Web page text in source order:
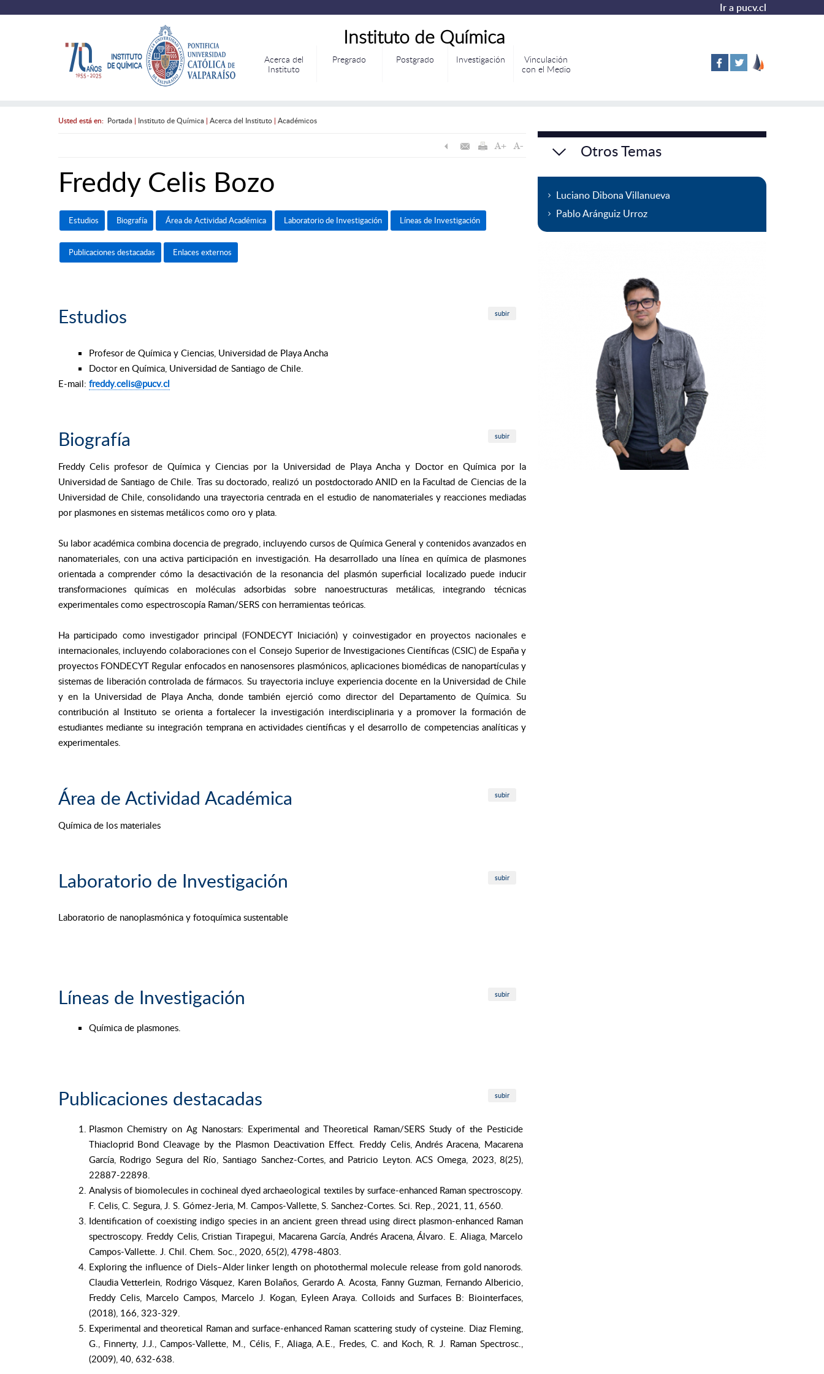
Ir a pucv.cl
Instituto de Química
Acerca del
Instituto
Pregrado Postgrado Investigación
Vinculación
con el Medio
Usted está en: Portada| Instituto de Química| Acerca del Instituto| Académicos
Freddy Celis Bozo
Estudios Biografía Área de Actividad Académica Laboratorio de Investigación Líneas de Investigación
Publicaciones destacadas Enlaces externos
Estudios subir
Profesor de Química y Ciencias, Universidad de Playa Ancha
Doctor en Química, Universidad de Santiago de Chile.
E-mail: freddy.celis@pucv.cl
Biografía subir
Freddy Celis profesor de Química y Ciencias por la Universidad de Playa Ancha y Doctor en Química por la
Universidad de Santiago de Chile. Tras su doctorado, realizó un postdoctorado ANID en la Facultad de Ciencias de la
Universidad de Chile, consolidando una trayectoria centrada en el estudio de nanomateriales y reacciones mediadas
por plasmones en sistemas metálicos como oro y plata.
Su labor académica combina docencia de pregrado, incluyendo cursos de Química General y contenidos avanzados en
nanomateriales, con una activa participación en investigación. Ha desarrollado una línea en química de plasmones
orientada a comprender cómo la desactivación de la resonancia del plasmón superficial localizado puede inducir
transformaciones químicas en moléculas adsorbidas sobre nanoestructuras metálicas, integrando técnicas
experimentales como espectroscopía Raman/SERS con herramientas teóricas.
Ha participado como investigador principal (FONDECYT Iniciación) y coinvestigador en proyectos nacionales e
internacionales, incluyendo colaboraciones con el Consejo Superior de Investigaciones Científicas (CSIC) de España y
proyectos FONDECYT Regular enfocados en nanosensores plasmónicos, aplicaciones biomédicas de nanopartículas y
sistemas de liberación controlada de fármacos. Su trayectoria incluye experiencia docente en la Universidad de Chile
y en la Universidad de Playa Ancha, donde también ejerció como director del Departamento de Química. Su
contribución al Instituto se orienta a fortalecer la investigación interdisciplinaria y a promover la formación de
estudiantes mediante su integración temprana en actividades científicas y el desarrollo de competencias analíticas y
experimentales.
Área de Actividad Académica subir
Química de los materiales
Laboratorio de Investigación subir
Laboratorio de nanoplasmónica y fotoquímica sustentable
Líneas de Investigación subir
Química de plasmones.
Publicaciones destacadas subir
Plasmon Chemistry on Ag Nanostars: Experimental and Theoretical Raman/SERS Study of the Pesticide
Thiacloprid Bond Cleavage by the Plasmon Deactivation Effect. Freddy Celis, Andrés Aracena, Macarena
García, Rodrigo Segura del Río, Santiago Sanchez-Cortes, and Patricio Leyton. ACS Omega, 2023, 8(25),
22887-22898.
Analysis of biomolecules in cochineal dyed archaeological textiles by surface-enhanced Raman spectroscopy.
F. Celis, C. Segura, J. S. Gómez-Jeria, M. Campos-Vallette, S. Sanchez-Cortes. Sci. Rep., 2021, 11, 6560.
Identification of coexisting indigo species in an ancient green thread using direct plasmon-enhanced Raman
spectroscopy. Freddy Celis, Cristian Tirapegui, Macarena García, Andrés Aracena, Álvaro. E. Aliaga, Marcelo
Campos-Vallette. J. Chil. Chem. Soc., 2020, 65(2), 4798-4803.
Exploring the influence of Diels–Alder linker length on photothermal molecule release from gold nanorods.
Claudia Vetterlein, Rodrigo Vásquez, Karen Bolaños, Gerardo A. Acosta, Fanny Guzman, Fernando Albericio,
Freddy Celis, Marcelo Campos, Marcelo J. Kogan, Eyleen Araya. Colloids and Surfaces B: Biointerfaces,
(2018), 166, 323-329.
Experimental and theoretical Raman and surface-enhanced Raman scattering study of cysteine. Diaz Fleming,
G., Finnerty, J.J., Campos-Vallette, M., Célis, F., Aliaga, A.E., Fredes, C. and Koch, R. J. Raman Spectrosc.,
(2009), 40, 632-638.
Otros Temas
Luciano Dibona Villanueva
Pablo Aránguiz Urroz